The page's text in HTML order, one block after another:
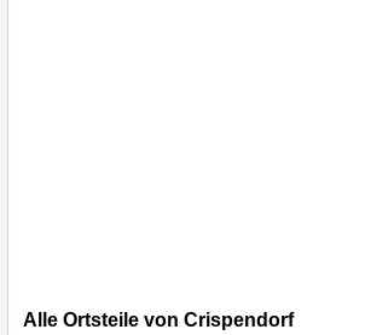
Alle Ortsteile von Crispendorf